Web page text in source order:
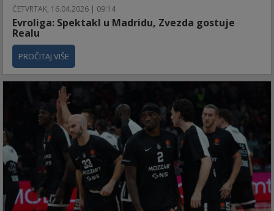
ČETVRTAK, 16.04.2026 | 09:14
Evroliga: Spektakl u Madridu, Zvezda gostuje
Realu
PROČITAJ VIŠE